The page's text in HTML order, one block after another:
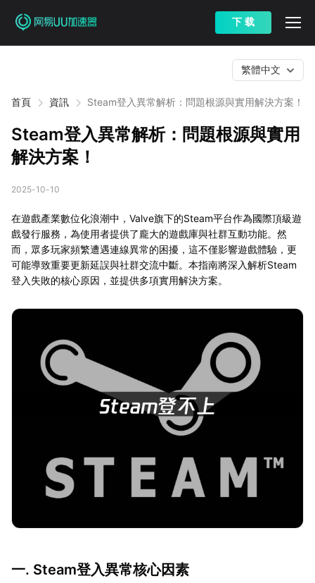
下 载
首頁 資訊 Steam登入異常解析：問題根源與實用解決方案！
繁體中文
Steam登入異常解析：問題根源與實用
解決方案！
2025-10-10
在遊戲產業數位化浪潮中，Valve旗下的Steam平台作為國際頂級遊
戲發行服務，為使用者提供了龐大的遊戲庫與社群互動功能。然
而，眾多玩家頻繁遭遇連線異常的困擾，這不僅影響遊戲體驗，更
可能導致重要更新延誤與社群交流中斷。本指南將深入解析Steam
登入失敗的核心原因，並提供多項實用解決方案。
一. Steam登入異常核心因素